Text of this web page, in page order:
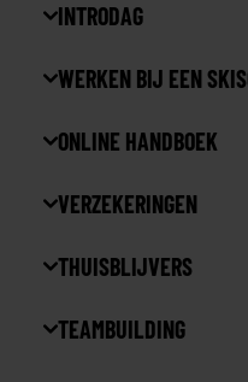
INTRODAG
WERKEN BIJ EEN
ONLINE HANDBOEK
VERZEKERINGEN
THUISBLIJVERS
TEAMBUILDING